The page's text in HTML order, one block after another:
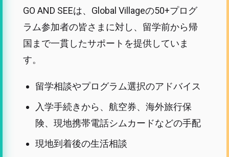
GO AND SEEは、Global Villageの50+プログ
ラム参加者の皆さまに対し、留学前から帰
国まで一貫したサポートを提供していま
す。
留学相談やプログラム選択のアドバイス
入学手続きから、航空券、海外旅行保
険、現地携帯電話シムカードなどの手配
現地到着後の生活相談